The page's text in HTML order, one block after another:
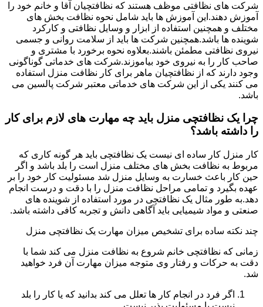
شرکت های نظافتی موظف هستند که نظافتچیان آقا و خانم خود را
آموزش دهند.این آموزش ها باید شامل نحوه نظافت بخش های
مختلف و همچنین استفاده از ابزار و وسایل نظافتی و کارکرد
شوینده ها باشد.همچنین شرکت ها باید از سلامت روانی و جسمی
نیروی نظافتی مطمئن باشند.بعلاوه نحوه برخورد با مشتری و
صاحب کار را به نیروی خود بیاموزند.شرکت های خدماتی گوناگونی
وجود دارند که از نظافتچیان ماهر برای کار نظافت منزل استفاده
می کنند یکی از این شرکت های خدماتی معتبر شرکت پالسین می
باشد.
چرا یک نظافتچی منزل باید چه مهارت های لازم برای کار
را داشته باشد؟
کار منزل کار ساده ای نیست یک نظافتچی باید هر گونه کاری که
مربوط به نظافت بخش های مختلف منزل است را بلد باشد و اگر
حین کار باعث خسارت به وسایل منزل شد مسئولیت کار خود را بر
عهده بگیرد و تمامی مراحل نظافت منزل را با دقت و درست انجام
دهد.به طور مثال یک نظافتچی در مورد استفاده از شوینده های
صنعتی و مواد شیمیایی باید آگاهی دانش و تجربه کافی داشته باشد.
چند نکته ساده برای تشخیص میزان مهارت یک نظافتچی منزل
زمانی که نظافتچی خانم شروع به نظافت منزل می کند شما با
دقت به حرکات و رفتار وی متوجه میزان مهارت آن فرد خواهید
شد.
اگر فرد در انجام کار ها تعلل می کند بدانید که یا کار را بلد